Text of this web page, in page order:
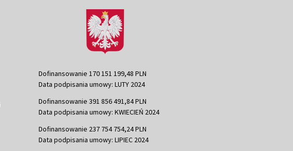
Dofinansowanie 170 151 199,48 PLN
Data podpisania umowy: LUTY 2024
Dofinansowanie 391 856 491,84 PLN
Data podpisania umowy: KWIECIEŃ 2024
Dofinansowanie 237 754 754,24 PLN
Data podpisania umowy: LIPIEC 2024